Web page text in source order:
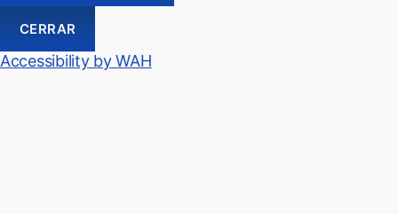
CERRAR
Accessibility by WAH